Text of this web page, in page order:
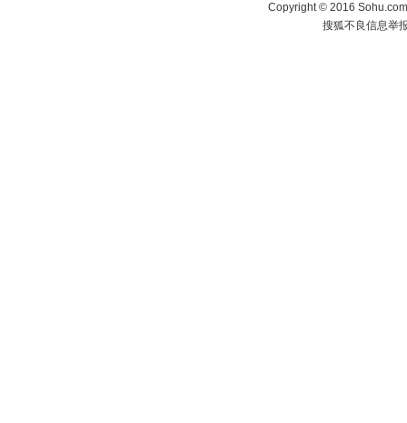
Copyright©2016
搜狐不良信息举